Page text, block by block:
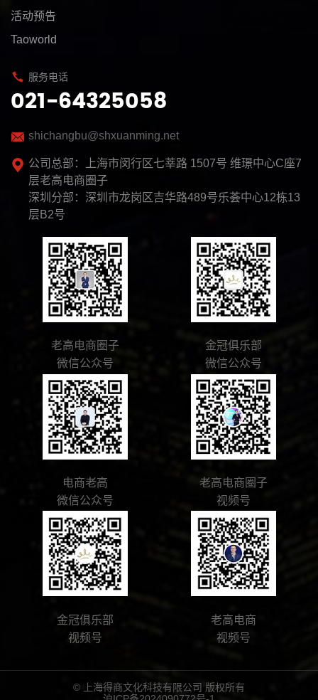
活动预告
Taoworld
服务电话
021-64325058
shichangbu@shxuanming.net
公司总部：上海市闵行区七莘路 1507号 维璟中心C座7
层老高电商圈子
深圳分部：深圳市龙岗区吉华路489号乐荟中心12栋13
层B2号
老高电商圈子
微信公众号
金冠俱乐部
微信公众号
电商老高
微信公众号
老高电商圈子
视频号
金冠俱乐部
视频号
老高电商
视频号
© 上海得商文化科技有限公司 版权所有